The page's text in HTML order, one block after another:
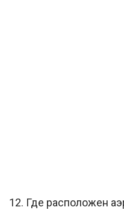
12. Где расположен